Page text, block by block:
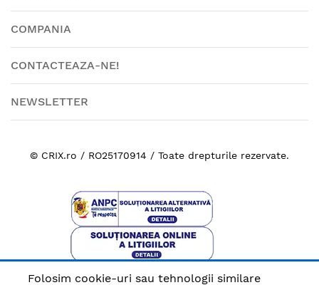
COMPANIA
CONTACTEAZA-NE!
NEWSLETTER
© CRIX.ro / RO25170914 / Toate drepturile rezervate.
Plata sigura cu
Folosim cookie-uri sau tehnologii similare